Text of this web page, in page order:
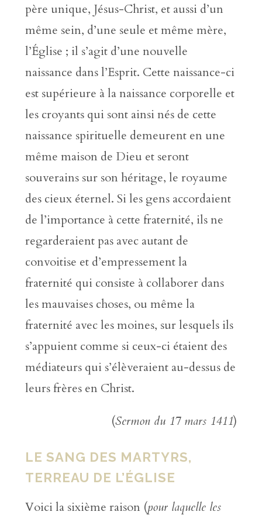
père unique, Jésus-Christ, et aussi d’un
même sein, d’une seule et même mère,
l’Église ; il s’agit d’une nouvelle
naissance dans l’Esprit. Cette naissance-ci
est supérieure à la naissance corporelle et
les croyants qui sont ainsi nés de cette
naissance spirituelle demeurent en une
même maison de Dieu et seront
souverains sur son héritage, le royaume
des cieux éternel. Si les gens accordaient
de l’importance à cette fraternité, ils ne
regarderaient pas avec autant de
convoitise et d’empressement la
fraternité qui consiste à collaborer dans
les mauvaises choses, ou même la
fraternité avec les moines, sur lesquels ils
s’appuient comme si ceux-ci étaient des
médiateurs qui s’élèveraient au-dessus de
leurs frères en Christ.
(Sermon du 17 mars 1411)
LE SANG DES MARTYRS,
TERREAU DE L’ÉGLISE
Voici la sixième raison (pour laquelle les